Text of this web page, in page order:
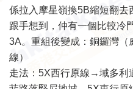
係拉入摩星嶺換5B縮短翻去
跟手想到，仲有一個比較冷
3A。重組後變成：銅鑼灣
線）
走法：5X西行原線→域多